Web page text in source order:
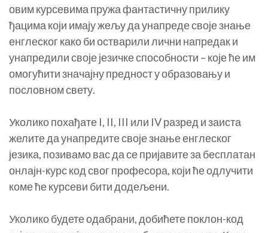
овим курсевима пружа фантастичну прилику
ђацима који имају жељу да унапреде своје знање
енглеског како би остварили лични напредак и
унапредили своје језичке способности – које ће им
омогућити значајну предност у образовању и
пословном свету.
Уколико похађате I, II, III или IV разред и заиста
желите да унапредите своје знање енглеског
језика, позивамо вас да се пријавите за бесплатан
онлајн-курс код свог професора, који ће одлучити
коме ће курсеви бити додељени.
Уколико будете одабрани, добићете поклон-код